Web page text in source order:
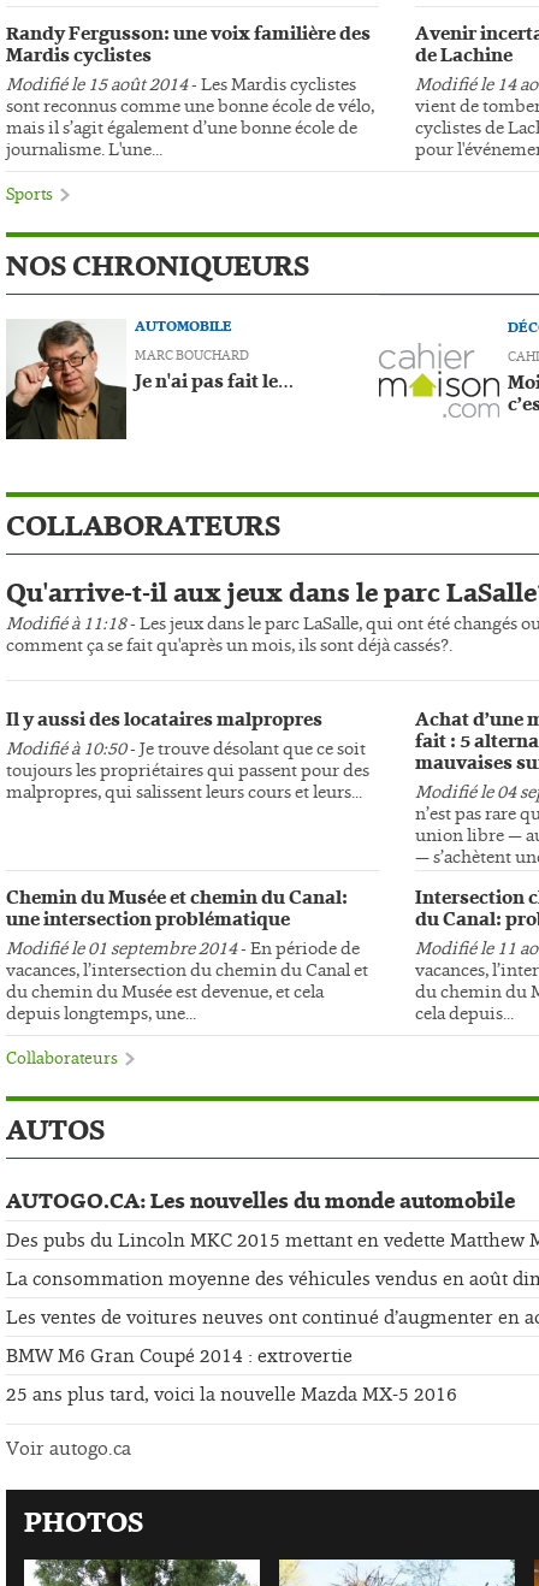
Randy Fergusson: une voix familière des
Mardis cyclistes
Modifié le 15 août 2014- Les Mardis cyclistes
sont reconnus comme une bonne école de vélo,
mais il s’agit également d’une bonne école de
journalisme. L'une...
Avenir
de Lachine
Modifié le 14
vient de
cyclistes de
pour
Sports
NOS CHRONIQUEURS
AUTOMOBILE
MARC BOUCHARD
Je n'ai pas fait le…
COLLABORATEURS
Qu'arrive-t-il aux jeux dans le parc
Modifié à 11:18- Les jeux dans le parc LaSalle, qui ont été changés
comment ça se fait qu'après un mois, ils sont déjà cassés?.
Il y aussi des locataires malpropres
Modifié à 10:50- Je trouve désolant que ce soit
toujours les propriétaires qui passent pour des
malpropres, qui salissent leurs cours et leurs...
Chemin du Musée et chemin du Canal:
une intersection problématique
Modifié le 01 septembre 2014- En période de
vacances, l’intersection du chemin du Canal et
du chemin du Musée est devenue, et cela
depuis longtemps, une...
Achat d’une
fait : 5
mauvaises
Modifié le 04
n’est pas rare
union libre —
— s’achètent
Intersection
du Canal:
Modifié le 11
vacances,
du chemin du
cela depuis...
Collaborateurs
AUTOS
AUTOGO.CA: Les nouvelles du monde automobile
Des pubs du Lincoln MKC 2015 mettant en vedette Matthew
La consommation moyenne des véhicules vendus en août
Les ventes de voitures neuves ont continué d’augmenter en
BMW M6 Gran Coupé 2014 : extrovertie
25 ans plus tard, voici la nouvelle Mazda MX-5 2016
Voir autogo.ca
PHOTOS